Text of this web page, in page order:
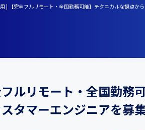
| 【完全フルリモート・全国勤務可能】テクニカルな観点か
フルリモート・全国勤
タマーエンジニアを募